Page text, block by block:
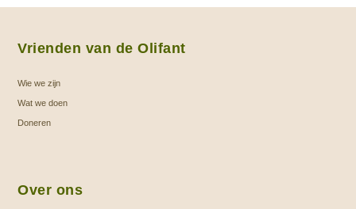
post:
post:
Vrienden van de Olifant
Wie we zijn
Wat we doen
Doneren
Over ons